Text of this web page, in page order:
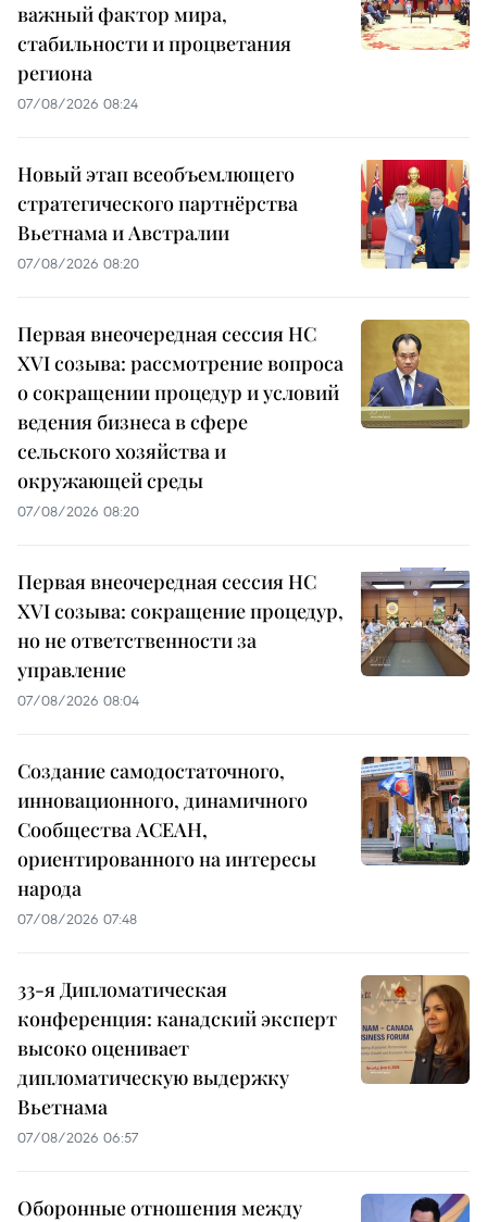
важный фактор мира,
стабильности и процветания
региона
07/08/2026 08:24
Новый этап всеобъемлющего
стратегического партнёрства
Вьетнама и Австралии
07/08/2026 08:20
Первая внеочередная сессия НС
XVI созыва: рассмотрение вопроса
о сокращении процедур и условий
ведения бизнеса в сфере
сельского хозяйства и
окружающей среды
07/08/2026 08:20
Первая внеочередная сессия НС
XVI созыва: сокращение процедур,
но не ответственности за
управление
07/08/2026 08:04
Создание самодостаточного,
инновационного, динамичного
Сообщества АСЕАН,
ориентированного на интересы
народа
07/08/2026 07:48
33-я Дипломатическая
конференция: канадский эксперт
высоко оценивает
дипломатическую выдержку
Вьетнама
07/08/2026 06:57
Оборонные отношения между